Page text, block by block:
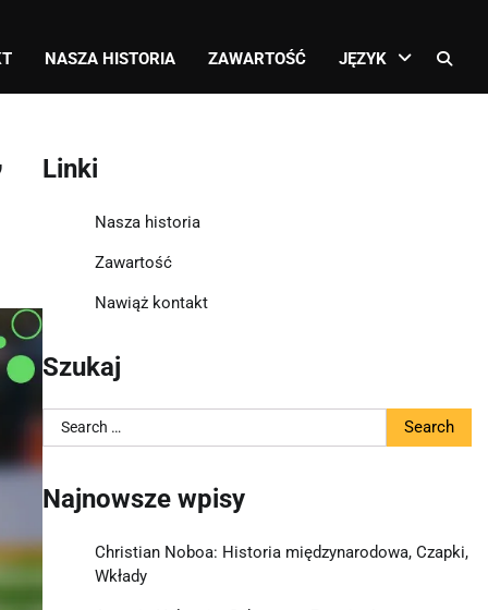
NASZA HISTORIA ZAWARTOŚĆ JĘZYK
Linki
Nasza historia
Zawartość
Nawiąż kontakt
Szukaj
Search
for:
Najnowsze wpisy
Christian Noboa: Historia międzynarodowa, Czapki,
Wkłady